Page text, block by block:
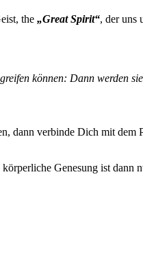
the „Great Spirit“, der uns
können: Dann werden
dann verbinde Dich mit dem
Genesung ist dann